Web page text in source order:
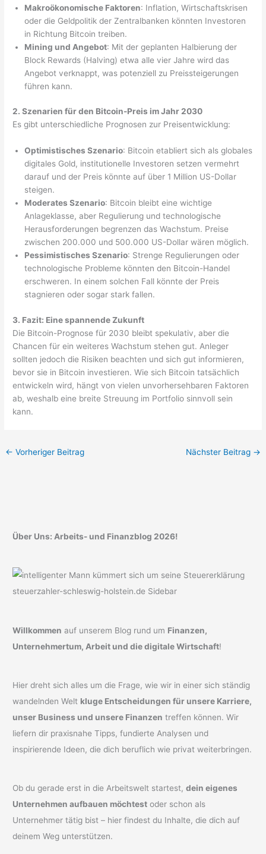
Makroökonomische Faktoren: Inflation, Wirtschaftskrisen
oder die Geldpolitik der Zentralbanken könnten Investoren
in Richtung Bitcoin treiben.
Mining und Angebot: Mit der geplanten Halbierung der
Block Rewards (Halving) etwa alle vier Jahre wird das
Angebot verknappt, was potenziell zu Preissteigerungen
führen kann.
2. Szenarien für den Bitcoin-Preis im Jahr 2030
Es gibt unterschiedliche Prognosen zur Preisentwicklung:
Optimistisches Szenario: Bitcoin etabliert sich als globales
digitales Gold, institutionelle Investoren setzen vermehrt
darauf und der Preis könnte auf über 1 Million US-Dollar
steigen.
Moderates Szenario: Bitcoin bleibt eine wichtige
Anlageklasse, aber Regulierung und technologische
Herausforderungen begrenzen das Wachstum. Preise
zwischen 200.000 und 500.000 US-Dollar wären möglich.
Pessimistisches Szenario: Strenge Regulierungen oder
technologische Probleme könnten den Bitcoin-Handel
erschweren. In einem solchen Fall könnte der Preis
stagnieren oder sogar stark fallen.
3. Fazit: Eine spannende Zukunft
Die Bitcoin-Prognose für 2030 bleibt spekulativ, aber die
Chancen für ein weiteres Wachstum stehen gut. Anleger
sollten jedoch die Risiken beachten und sich gut informieren,
bevor sie in Bitcoin investieren. Wie sich Bitcoin tatsächlich
entwickeln wird, hängt von vielen unvorhersehbaren Faktoren
ab, weshalb eine breite Streuung im Portfolio sinnvoll sein
kann.
← Vorheriger Beitrag Nächster Beitrag →
Über Uns: Arbeits- und Finanzblog 2026!
Willkommen auf unserem Blog rund um Finanzen,
Unternehmertum, Arbeit und die digitale Wirtschaft!
Hier dreht sich alles um die Frage, wie wir in einer sich ständig
wandelnden Welt kluge Entscheidungen für unsere Karriere,
unser Business und unsere Finanzen treffen können. Wir
liefern dir praxisnahe Tipps, fundierte Analysen und
inspirierende Ideen, die dich beruflich wie privat weiterbringen.
Ob du gerade erst in die Arbeitswelt startest,dein eigenes
Unternehmen aufbauen möchtest oder schon als
Unternehmer tätig bist – hier findest du Inhalte, die dich auf
deinem Weg unterstützen.